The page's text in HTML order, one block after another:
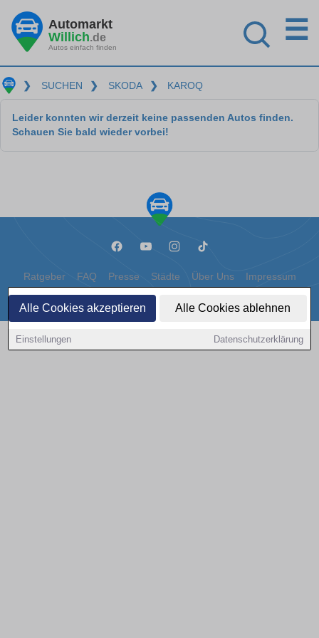
Alle Cookies akzeptieren Alle Cookies ablehnen
Einstellungen Datenschutzerklärung
Automarkt
Willich.de
Autos einfach finden
☰
❯ SUCHEN ❯ SKODA ❯ KAROQ
Leider konnten wir derzeit keine passenden Autos finden.
Schauen Sie bald wieder vorbei!
Ratgeber FAQ Presse Städte Über Uns Impressum
Datenschutz Cookies
Copyright © 2000 - 2026 | 1A Infosysteme GmbH | Content by: 1a-sites-autos